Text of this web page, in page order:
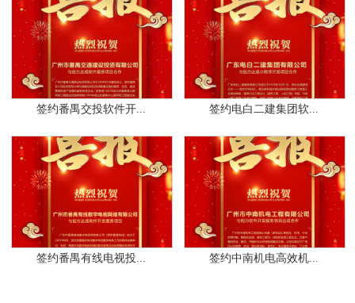
签约番禺交投软件开... 签约电白二建集团软...
签约番禺有线电视投... 签约中南机电高效机...